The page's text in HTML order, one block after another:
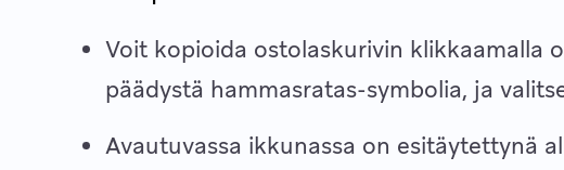
Voit kopioida ostolaskurivin klikkaamalla
päädystä hammasratas-symbolia, ja
Avautuvassa ikkunassa on esitäytettynä